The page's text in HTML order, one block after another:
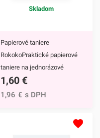
Skladom
Papierové taniere
RokokoPraktické papierové
taniere na jednorázové
použitie. Vďaka ich
elegantnému zdobeniu
1,60 €
1,96 € s DPH